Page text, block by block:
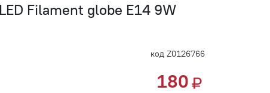
Filament globe E14 9W
код Z0126766
180